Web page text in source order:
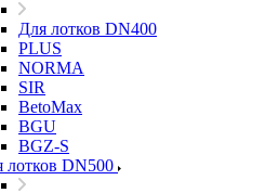
Для лотков DN400
PLUS
NORMA
SIR
BetoMax
BGU
BGZ-S
лотков DN500